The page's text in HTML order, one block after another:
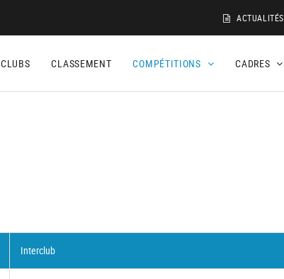
ACTUALITÉS
CLUBS CLASSEMENT COMPÉTITIONS CADRES
Interclub